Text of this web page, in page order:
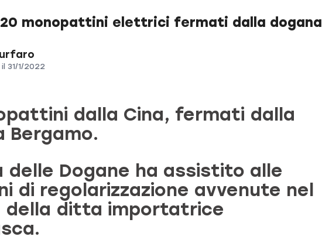
monopattini elettrici fermati dalla dogana
31/1/2022
dalla Cina, fermati dalla
Bergamo.
delle Dogane ha assistito alle
di regolarizzazione avvenute nel
della ditta importatrice